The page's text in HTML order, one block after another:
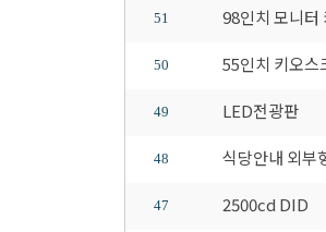
51 98인치 모니터
50 55인치 키오스
49 LED전광판
48 식당안내 외부
47 2500cd DID